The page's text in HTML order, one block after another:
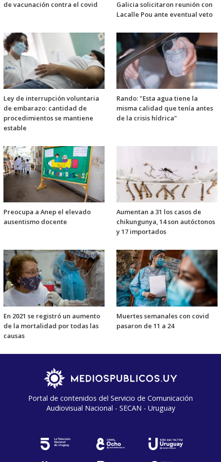
de vacunación contra el covid
Galicia solicitaron reunión con
Lacalle Pou ante eventual veto
Ley de interrupción voluntaria
de embarazo: cantidad de
procedimientos se mantiene
estable
Rando: "Esta agua tiene la
misma calidad que tenía antes
de la crisis hídrica"
Preocupa a Anep el elevado
ausentismo docente
Aumentan a 31 los casos de
chikungunya, 14 son autóctonos
y 17 importados
En 2021 se registró un aumento
de la mortalidad por todas las
causas
Muertes semanales con covid
pasaron de 11 a 24
Portal de contenidos del Servicio de Comunicación
Audiovisual Nacional - SECAN - Uruguay